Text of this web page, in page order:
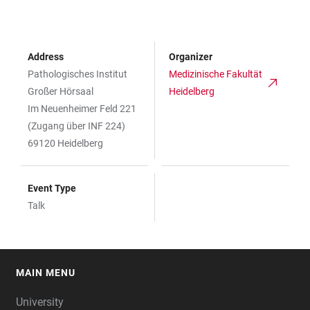
Address
Pathologisches Institut
Großer Hörsaal
Im Neuenheimer Feld 221
(Zugang über INF 224)
69120 Heidelberg
Organizer
Medizinische Fakultät
Heidelberg
Event Type
Talk
MAIN MENU
University